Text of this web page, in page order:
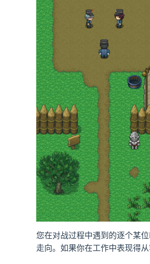
您在对战过程中遇到的逐个某
走向。如果你在工作中表现得